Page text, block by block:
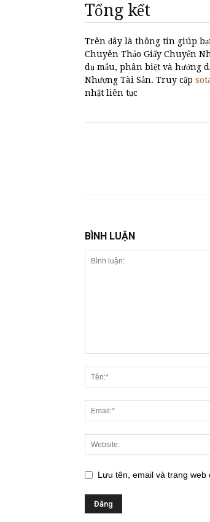
Tổng kết
Trên đây là thông tin giúp
Chuyên Thảo Giấy Chuyển
dụ mẫu, phân biệt và hướng
Nhượng Tài Sản. Truy cập
nhật liên tục
BÌNH LUẬN
Lưu tên, email và trang web